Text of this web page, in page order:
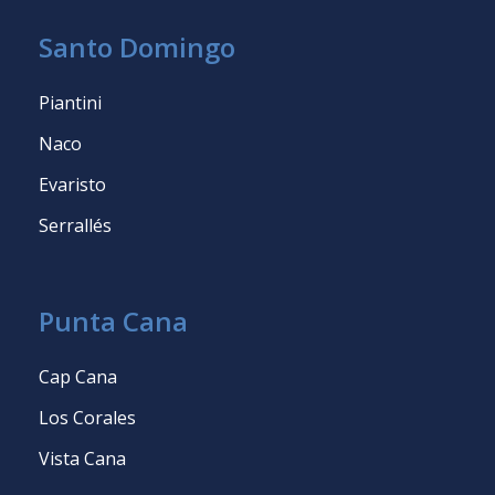
Santo Domingo
Piantini
Naco
Evaristo
Serrallés
Punta Cana
Cap Cana
Los Corales
Vista Cana